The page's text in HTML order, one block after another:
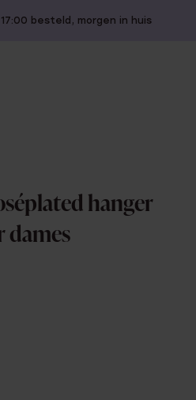
besteld, morgen in huis
hanger
dames